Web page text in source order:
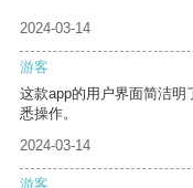
2024-03-14
游客
这款app的用户界面简洁
悉操作。
2024-03-14
游客